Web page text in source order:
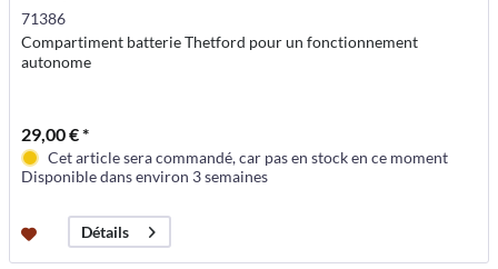
71386
Compartiment batterie Thetford pour un fonctionnement
autonome
29,00 € *
Cet article sera commandé, car pas en stock en ce moment
Disponible dans environ 3 semaines
Détails